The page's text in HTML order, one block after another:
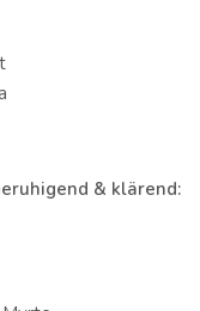
& klärend: